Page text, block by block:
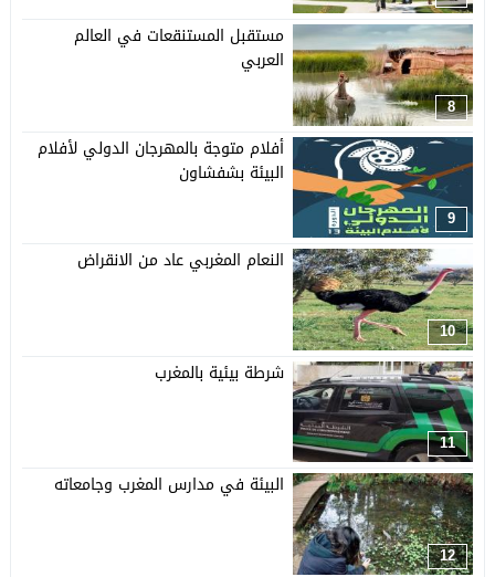
8
مستقبل المستنقعات في العالم
العربي
9
أفلام متوجة بالمهرجان الدولي لأفلام
البيئة بشفشاون
10
النعام المغربي عاد من الانقراض
11
شرطة بيئية بالمغرب
12
البيئة في مدارس المغرب وجامعاته